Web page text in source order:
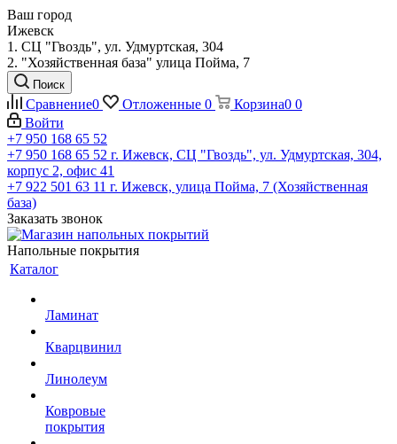
Ваш город
Ижевск
1. СЦ "Гвоздь", ул. Удмуртская, 304
2. "Хозяйственная база" улица Пойма, 7
Поиск
Сравнение0 Отложенные 0 Корзина0 0
Войти
+7 950 168 65 52
+7 950 168 65 52 г. Ижевск, СЦ "Гвоздь", ул. Удмуртская, 304,
корпус 2, офис 41
+7 922 501 63 11 г. Ижевск, улица Пойма, 7 (Хозяйственная
база)
Заказать звонок
Напольные покрытия
Каталог
Ламинат
Кварцвинил
Линолеум
Ковровые
покрытия